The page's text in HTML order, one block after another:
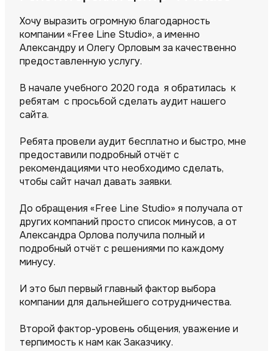
Хочу выразить огромную благодарность
компании «Free Line Studio», а именно
Александру и Олегу Орловым за качественно
предоставленную услугу.
В начале учебного 2020 года я обратилась к
ребятам с просьбой сделать аудит нашего
сайта.
Ребята провели аудит бесплатно и быстро, мне
предоставили подробный отчёт с
рекомендациями что необходимо сделать,
чтобы сайт начал давать заявки.
До обращения «Free Line Studio» я получала от
других компаний просто список минусов, а от
Александра Орлова получила полный и
подробный отчёт с решениями по каждому
минусу.
И это был первый главный фактор выбора
компании для дальнейшего сотрудничества.
Второй фактор-уровень общения, уважение и
терпимость к нам как Заказчику.